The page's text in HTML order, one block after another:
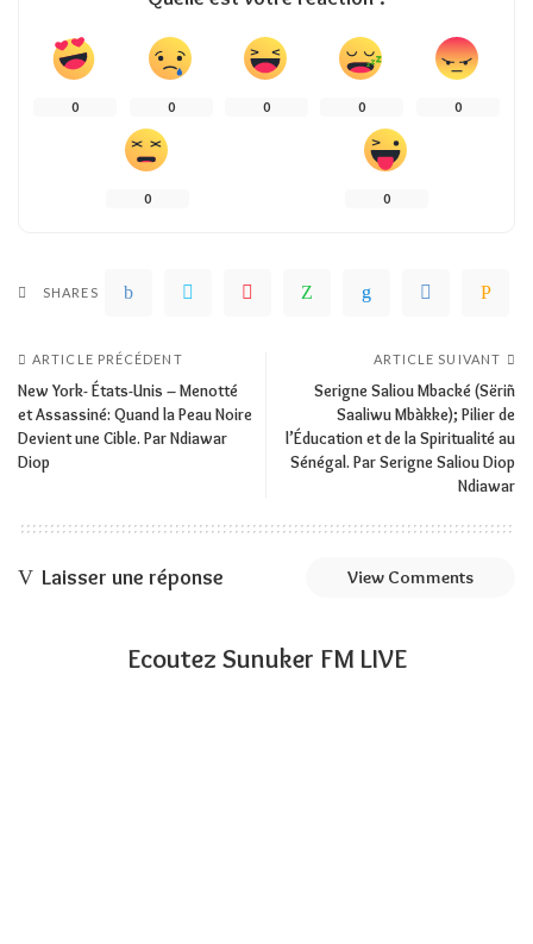
0 0 0 0 0
0 0
SHARES
ARTICLE PRÉCÉDENT
New York- États-Unis – Menotté
et Assassiné: Quand la Peau Noire
Devient une Cible. Par Ndiawar
Diop
ARTICLE SUIVANT
Serigne Saliou Mbacké (Sëriñ
Saaliwu Mbàkke); Pilier de
l’Éducation et de la Spiritualité au
Sénégal. Par Serigne Saliou Diop
Ndiawar
Laisser une réponse View Comments
Ecoutez Sunuker FM LIVE